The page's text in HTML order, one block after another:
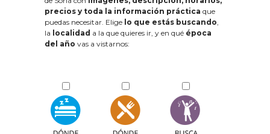
precios y toda la información práctica que
puedas necesitar. Elige lo que estás buscando,
la localidad a la que quieres ir, y en qué época
del año vas a vistarnos: